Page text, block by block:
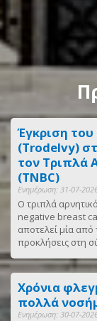
Έγκριση
(Trodelvy)
τον Τριπλά
(TNBC)
Ενημέρωση: 31-07-
Ο τριπλά
negative breast
αποτελεί μία από
προκλήσεις στη
Χρόνια
πολλά
Ενημέρωση: 30-07-